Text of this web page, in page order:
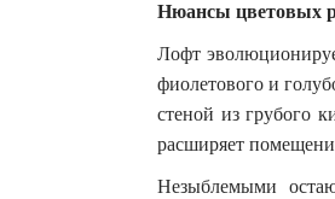
Нюансы цветовых
Лофт
фиолетового и
стеной из грубого
расширяет
Незыблемыми